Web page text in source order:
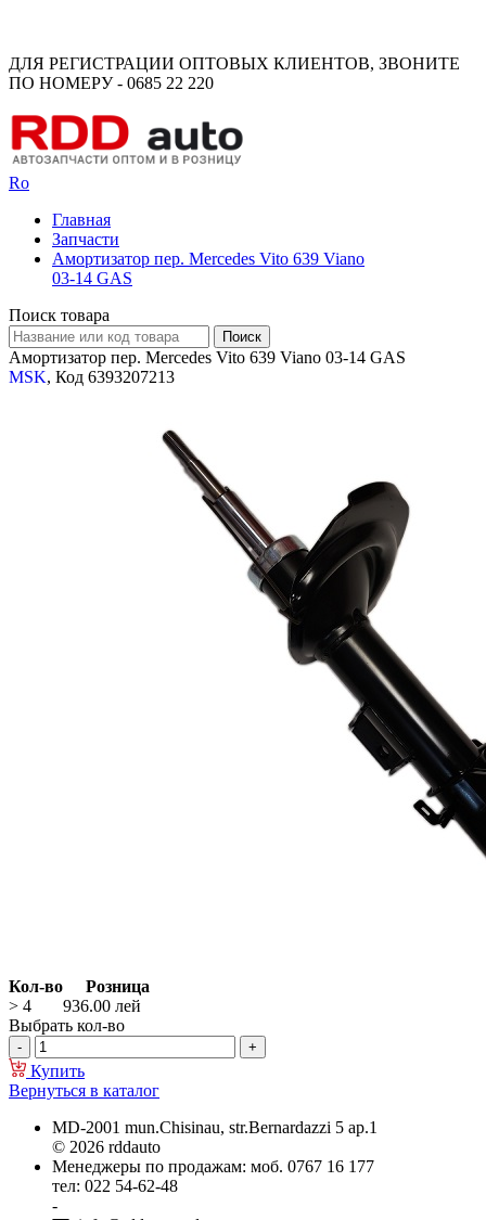
ДЛЯ РЕГИСТРАЦИИ ОПТОВЫХ КЛИЕНТОВ, ЗВОНИТЕ
ПО НОМЕРУ - 0685 22 220
Ro
Главная
Запчасти
Амортизатор пер. Mercedes Vito 639 Viano
03-14 GAS
Поиск товара
Амортизатор пер. Mercedes Vito 639 Viano 03-14 GAS
MSK, Код 6393207213
Кол-во
Розница
> 4
936.00 лей
Выбрать кол-во
Купить
Вернуться в каталог
MD-2001 mun.Chisinau, str.Bernardazzi 5 ap.1
© 2026 rddauto
Менеджеры по продажам: моб. 0767 16 177
тел: 022 54-62-48
-